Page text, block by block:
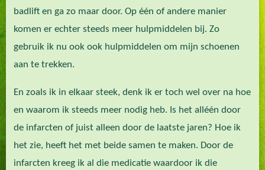
badlift en ga zo maar door. Op één of andere manier
komen er echter steeds meer hulpmiddelen bij. Zo
gebruik ik nu ook ook hulpmiddelen om mijn schoenen
aan te trekken.
En zoals ik in elkaar steek, denk ik er toch wel over na hoe
en waarom ik steeds meer nodig heb. Is het alléén door
de infarcten of juist alleen door de laatste jaren? Hoe ik
het zie, heeft het met beide samen te maken. Door de
infarcten kreeg ik al die medicatie waardoor ik die